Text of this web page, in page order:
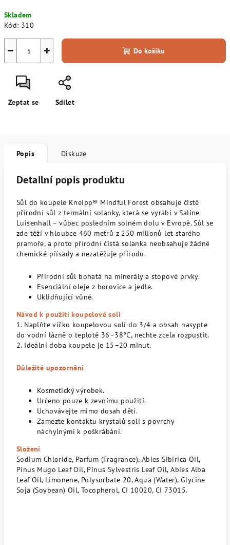
cena:
Skladem
Kód: 310
+
− Do košíku
Zeptat se Sdílet
Popis Diskuze
Detailní popis produktu
Sůl do koupele Kneipp® Mindful Forest obsahuje čistě
přírodní sůl z termální solanky, která se vyrábí v Saline
Luisenhall – vůbec posledním solném dolu v Evropě. Sůl se
zde těží v hloubce 460 metrů z 250 milionů let starého
pramoře, a proto přírodní čistá solanka neobsahuje žádné
chemické přísady a nezatěžuje přírodu.
Přírodní sůl bohatá na minerály a stopové prvky.
Esenciální oleje z borovice a jedle.
Uklidňující vůně.
Návod k použití koupelové soli
1. Naplňte víčko koupelovou solí do 3/4 a obsah nasypte
do vodní lázně o teplotě 36–38°C, nechte zcela rozpustit.
2. Ideální doba koupele je 15–20 minut.
Důležité upozornění
Kosmetický výrobek.
Určeno pouze k zevnímu použití.
Uchovávejte mimo dosah dětí.
Zamezte kontaktu krystalů soli s povrchy
náchylnými k poškrábání.
Složení
Sodium Chloride, Parfum (Fragrance), Abies Sibirica Oil,
Pinus Mugo Leaf Oil, Pinus Sylvestris Leaf Oil, Abies Alba
Leaf Oil, Limonene, Polysorbate 20, Aqua (Water), Glycine
Soja (Soybean) Oil, Tocopherol, CI 10020, CI 73015.